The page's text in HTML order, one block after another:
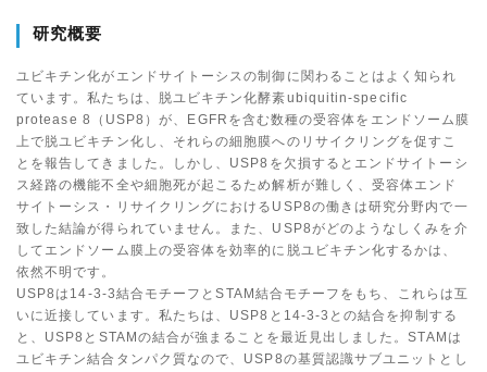
研究概要
ユビキチン化がエンドサイトーシスの制御に関わることはよく知られ
ています。私たちは、脱ユビキチン化酵素ubiquitin-specific
protease 8（USP8）が、EGFRを含む数種の受容体をエンドソーム膜
上で脱ユビキチン化し、それらの細胞膜へのリサイクリングを促すこ
とを報告してきました。しかし、USP8を欠損するとエンドサイトーシ
ス経路の機能不全や細胞死が起こるため解析が難しく、受容体エンド
サイトーシス・リサイクリングにおけるUSP8の働きは研究分野内で一
致した結論が得られていません。また、USP8がどのようなしくみを介
してエンドソーム膜上の受容体を効率的に脱ユビキチン化するかは、
依然不明です。
USP8は14-3-3結合モチーフとSTAM結合モチーフをもち、これらは互
いに近接しています。私たちは、USP8と14-3-3との結合を抑制する
と、USP8とSTAMの結合が強まることを最近見出しました。STAMは
ユビキチン結合タンパク質なので、USP8の基質認識サブユニットとし